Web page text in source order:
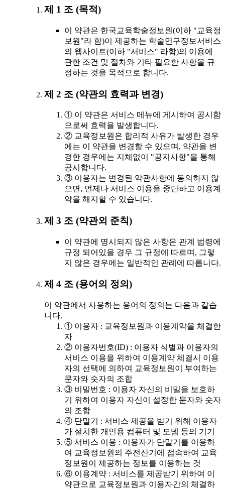
제 1 조 (목적)
이 약관은 한국교육학술정보원(이하 "교육정
보원"라 함)이 제공하는 학술연구정보서비스
의 웹사이트(이하 "서비스" 라함)의 이용에
관한 조건 및 절차와 기타 필요한 사항을 규
정하는 것을 목적으로 합니다.
제 2 조 (약관의 효력과 변경)
① 이 약관은 서비스 메뉴에 게시하여 공시함
으로써 효력을 발생합니다.
② 교육정보원은 합리적 사유가 발생한 경우
에는 이 약관을 변경할 수 있으며, 약관을 변
경한 경우에는 지체없이 "공지사항"을 통해
공시합니다.
③ 이용자는 변경된 약관사항에 동의하지 않
으면, 언제나 서비스 이용을 중단하고 이용계
약을 해지할 수 있습니다.
제 3 조 (약관외 준칙)
이 약관에 명시되지 않은 사항은 관계 법령에
규정 되어있을 경우 그 규정에 따르며, 그렇
지 않은 경우에는 일반적인 관례에 따릅니다.
제 4 조 (용어의 정의)
이 약관에서 사용하는 용어의 정의는 다음과 같습
니다.
① 이용자 : 교육정보원과 이용계약을 체결한
자
② 이용자번호(ID) : 이용자 식별과 이용자의
서비스 이용을 위하여 이용계약 체결시 이용
자의 선택에 의하여 교육정보원이 부여하는
문자와 숫자의 조합
③ 비밀번호 : 이용자 자신의 비밀을 보호하
기 위하여 이용자 자신이 설정한 문자와 숫자
의 조합
④ 단말기 : 서비스 제공을 받기 위해 이용자
가 설치한 개인용 컴퓨터 및 모뎀 등의 기기
⑤ 서비스 이용 : 이용자가 단말기를 이용하
여 교육정보원의 주전산기에 접속하여 교육
정보원이 제공하는 정보를 이용하는 것
⑥ 이용계약 : 서비스를 제공받기 위하여 이
약관으로 교육정보원과 이용자간의 체결하